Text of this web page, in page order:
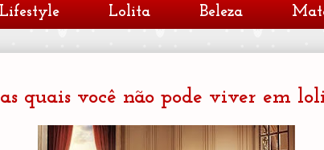
Lifestyle Lolita Beleza
quais você não pode viver em